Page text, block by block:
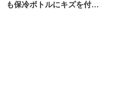
も保冷ボトルにキズを付け